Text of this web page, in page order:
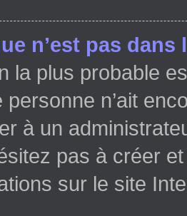
n’est pas dans
la plus probable
personne n’ait
à un
pas à créer
sur le site